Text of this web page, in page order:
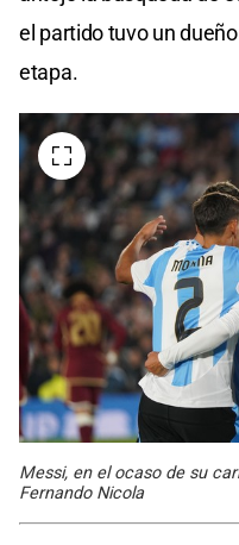
el partido tuvo un
etapa.
Messi, en el ocaso de su
Fernando Nicola